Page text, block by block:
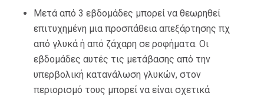
Μετά από 3 εβδομάδες μπορεί να θεωρηθεί
επιτυχημένη μια προσπάθεια απεξάρτησης πχ
από γλυκά ή από ζάχαρη σε ροφήματα. Οι
εβδομάδες αυτές τις μετάβασης από την
υπερβολική κατανάλωση γλυκών, στον
περιορισμό τους μπορεί να είναι σχετικά